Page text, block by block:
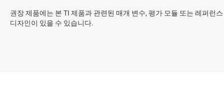
권장 제품에는 본 TI 제품과 관련된 매개 변수, 평가 모듈 또는 레퍼런스
디자인이 있을 수 있습니다.